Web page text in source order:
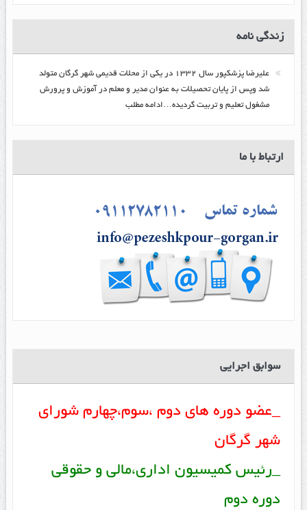
زندگي نامه
عليرضا پزشكپور سال ۱۳۳۲ در یکی از محلات قدیمی شهر گرگان متولد
شد وپس از پایان تحصیلات به عنوان مدیر و معلم در آموزش و پرورش
مشغول تعلیم و تربیت گرديده…ادامه مطلب
ارتباط با ما
سوابق اجرایی
_عضو دوره های دوم ،سوم،چهارم شورای
شهر گرگان
_رئیس کمیسیون اداری،مالی و حقوقی
دوره دوم